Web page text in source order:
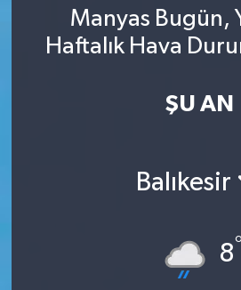
Manyas Bugün,
Haftalık Hava
ŞU AN
Balıkesir
8°
Tüm Manşetler
Son Dakika Haberleri